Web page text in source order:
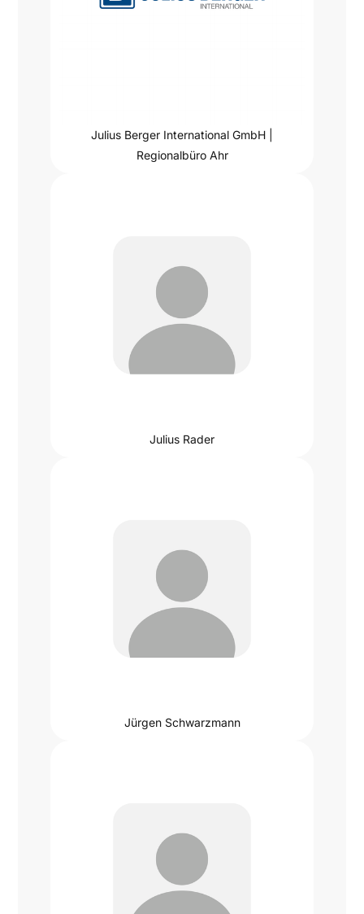
Julius Berger International GmbH |
Regionalbüro Ahr
Julius Rader
Jürgen Schwarzmann